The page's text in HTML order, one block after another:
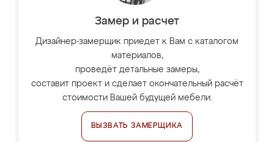
Замер и расчет
Дизайнер-замерщик приедет к Вам с каталогом
материалов,
проведёт детальные замеры,
составит проект и сделает окончательный расчёт
стоимости Вашей будущей мебели.
ВЫЗВАТЬ ЗАМЕРЩИКА